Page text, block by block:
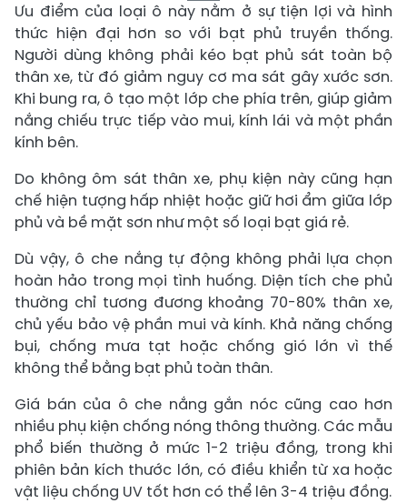
Ưu điểm của loại ô này nằm ở sự tiện lợi và hình
thức hiện đại hơn so với bạt phủ truyền thống.
Người dùng không phải kéo bạt phủ sát toàn bộ
thân xe, từ đó giảm nguy cơ ma sát gây xước sơn.
Khi bung ra, ô tạo một lớp che phía trên, giúp giảm
nắng chiếu trực tiếp vào mui, kính lái và một phần
kính bên.
Do không ôm sát thân xe, phụ kiện này cũng hạn
chế hiện tượng hấp nhiệt hoặc giữ hơi ẩm giữa lớp
phủ và bề mặt sơn như một số loại bạt giá rẻ.
Dù vậy, ô che nắng tự động không phải lựa chọn
hoàn hảo trong mọi tình huống. Diện tích che phủ
thường chỉ tương đương khoảng 70-80% thân xe,
chủ yếu bảo vệ phần mui và kính. Khả năng chống
bụi, chống mưa tạt hoặc chống gió lớn vì thế
không thể bằng bạt phủ toàn thân.
Giá bán của ô che nắng gắn nóc cũng cao hơn
nhiều phụ kiện chống nóng thông thường. Các mẫu
phổ biến thường ở mức 1-2 triệu đồng, trong khi
phiên bản kích thước lớn, có điều khiển từ xa hoặc
vật liệu chống UV tốt hơn có thể lên 3-4 triệu đồng.